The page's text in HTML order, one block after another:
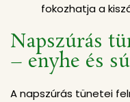
fokozhatja a
Napszúrás
– enyhe és
A napszúrás tünetei